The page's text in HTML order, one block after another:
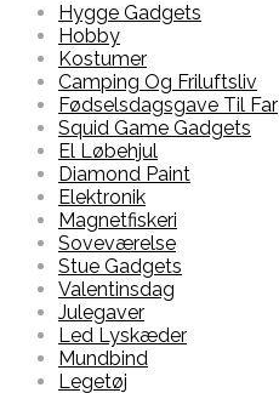
Hygge Gadgets
Hobby
Kostumer
Camping Og Friluftsliv
Fødselsdagsgave Til Far
Squid Game Gadgets
El Løbehjul
Diamond Paint
Elektronik
Magnetfiskeri
Soveværelse
Stue Gadgets
Valentinsdag
Julegaver
Led Lyskæder
Mundbind
Legetøj